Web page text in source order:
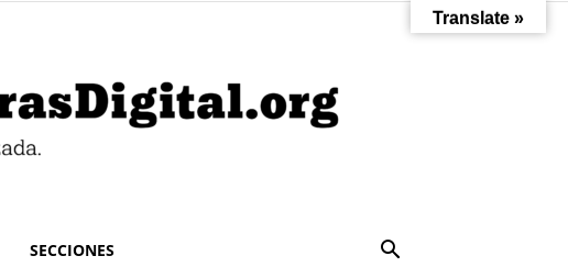
SECCIONES
Translate »